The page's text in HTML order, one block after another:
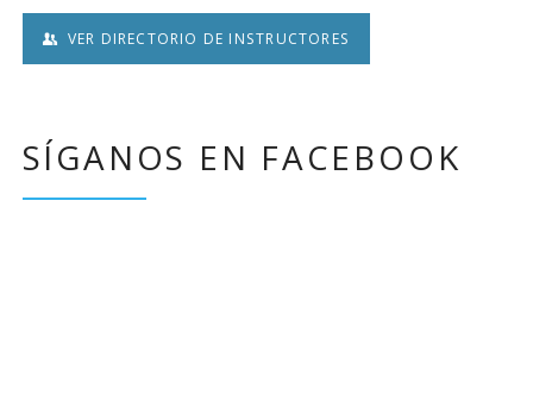
VER DIRECTORIO DE INSTRUCTORES
SÍGANOS EN FACEBOOK